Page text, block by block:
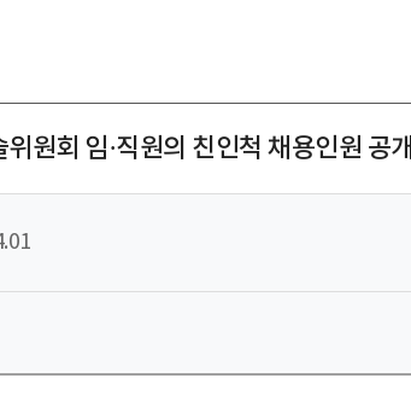
원회 임·직원의 친인척 채용인원 공개